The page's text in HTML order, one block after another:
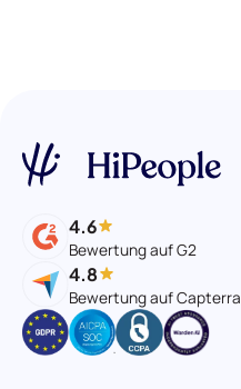
4.6
Bewertung auf G2
4.8
Bewertung auf Capterra